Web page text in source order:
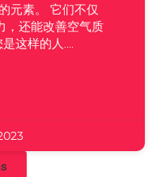
元素。 它们不仅
，还能改善空气质
这样的人….